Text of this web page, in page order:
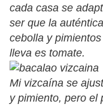
cada casa se
ser que la
cebolla y
lleva es tomate.
Mi vizcaína se
y pimiento, pero el